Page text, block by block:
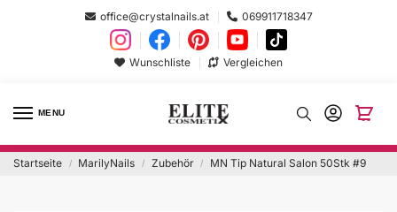
office@crystalnails.at 069911718347
Wunschliste Vergleichen
MENU
Startseite / MarilyNails / Zubehör / MN Tip Natural Salon 50Stk #9